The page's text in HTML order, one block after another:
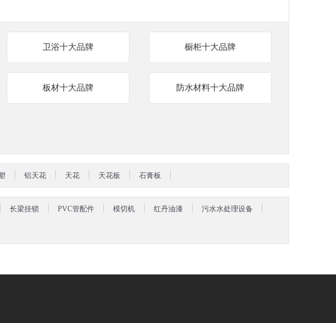
卫浴十大品牌 橱柜十大品牌
板材十大品牌 防水材料十大品牌
铝天花 天花 天花板 石膏板
长梁挂锁 PVC管配件 模切机 红丹油漆 污水水处理设备